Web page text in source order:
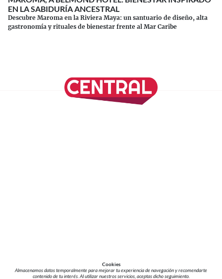
EN LA SABIDURÍA ANCESTRAL
Descubre Maroma en la Riviera Maya: un santuario de diseño, alta
gastronomía y rituales de bienestar frente al Mar Caribe
Cookies
Almacenamos datos temporalmente para mejorar tu experiencia de navegación y recomendarte
contenido de tu interés. Al utilizar nuestros servicios, aceptas dicho seguimiento.